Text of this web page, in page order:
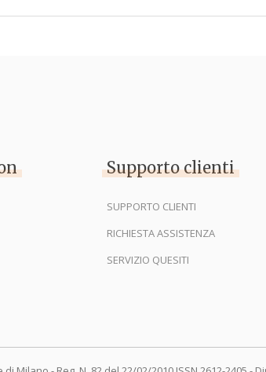
Supporto clienti
SUPPORTO CLIENTI
RICHIESTA ASSISTENZA
SERVIZIO QUESITI